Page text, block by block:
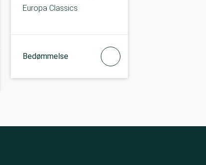
Europa Classics
Bedømmelse